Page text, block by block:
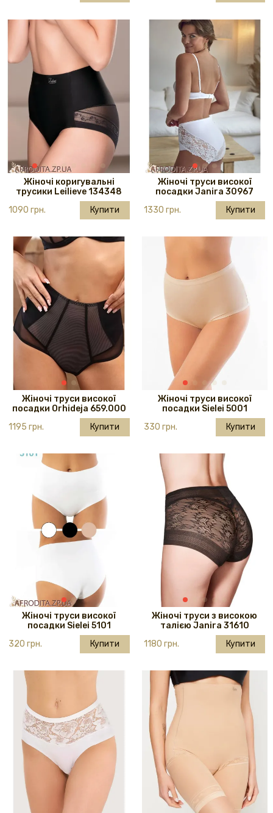
Жіночі коригувальні
трусики Leilieve 134348
1090 грн.
Купити
Жіночі труси високої
посадки Janira 30967
1330 грн.
Купити
Жіночі труси високої
посадки Orhideja 659.000
1195 грн.
Купити
Жіночі труси високої
посадки Sielei 5001
330 грн.
Купити
Жіночі труси високої
посадки Sielei 5101
320 грн.
Купити
Жіночі труси з високою
талією Janira 31610
1180 грн.
Купити